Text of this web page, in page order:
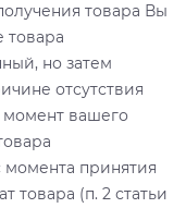
товара Вы
товара
но затем
отсутствия
момент вашего
момента принятия
товара (п. 2 статьи